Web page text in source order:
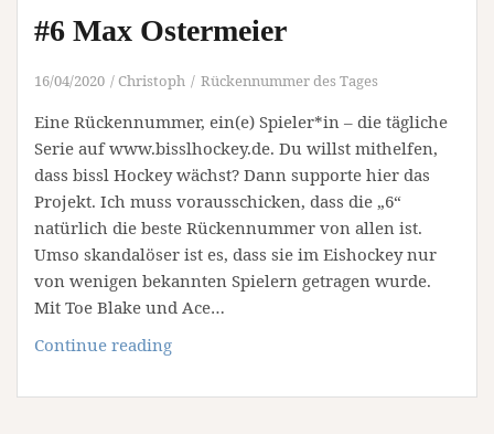
#6 Max Ostermeier
16/04/2020 Christoph Rückennummer des Tages
Eine Rückennummer, ein(e) Spieler*in – die tägliche
Serie auf www.bisslhockey.de. Du willst mithelfen,
dass bissl Hockey wächst? Dann supporte hier das
Projekt. Ich muss vorausschicken, dass die „6“
natürlich die beste Rückennummer von allen ist.
Umso skandalöser ist es, dass sie im Eishockey nur
von wenigen bekannten Spielern getragen wurde.
Mit Toe Blake und Ace…
Continue reading#6
Ostermeier